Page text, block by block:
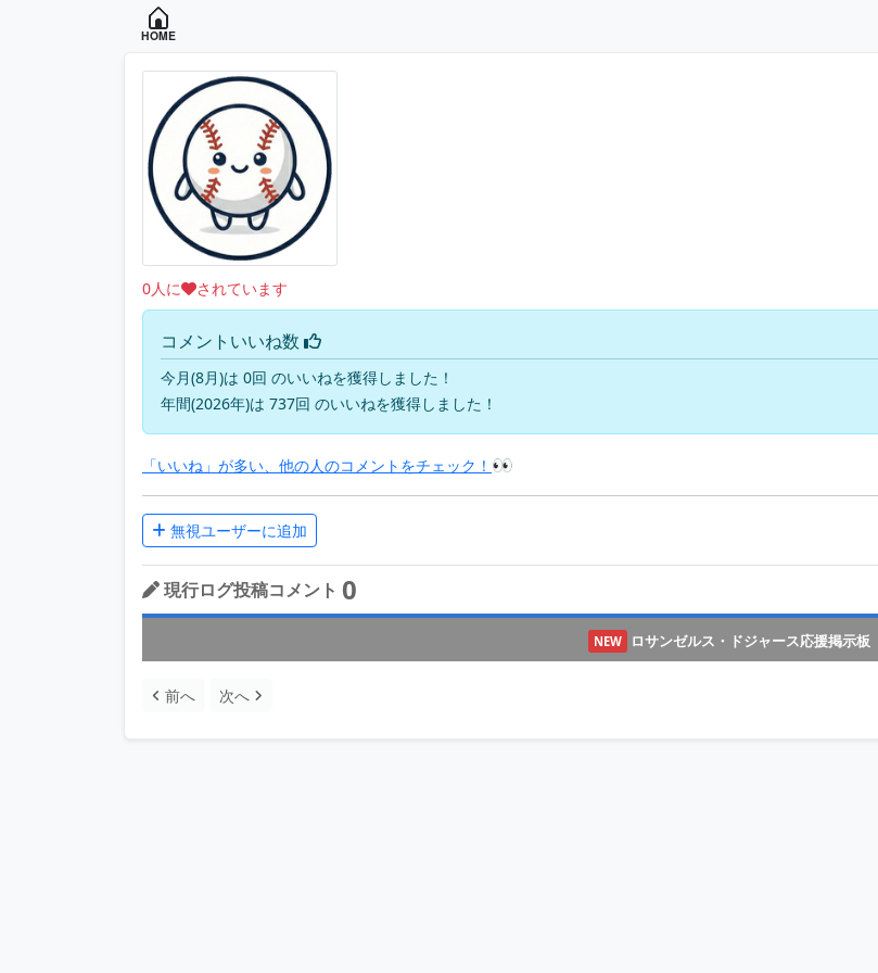
HOME
0人に されています
コメントいいね数
今月(8月)は 0回 のいいねを獲得しました！
年間(2026年)は 737回 のいいねを獲得しました！
「いいね」が多い、他の人のコメントをチェック！ 👀
無視ユーザーに追加
現行ログ投稿コメント 0
NEW ロサンゼルス・ドジャース応援掲示板
前へ 次へ